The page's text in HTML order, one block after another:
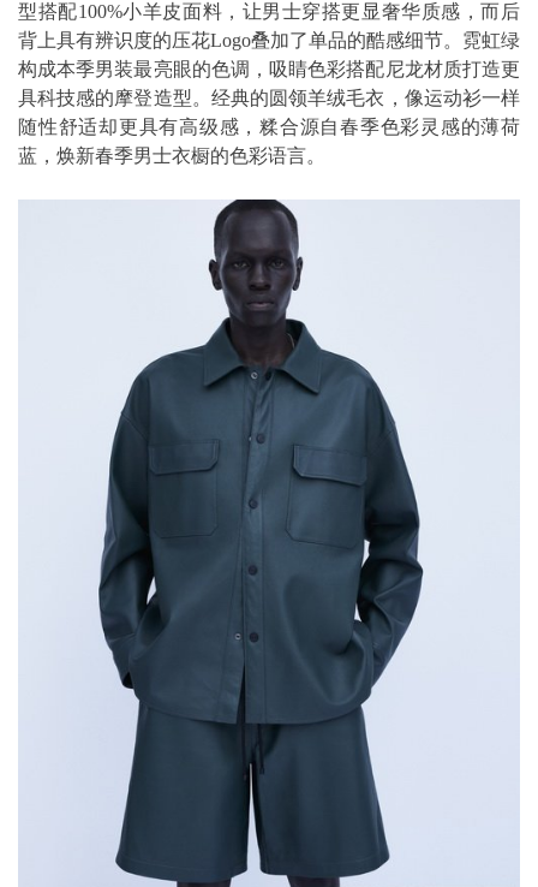
型搭配100%小羊皮面料，让男士穿搭更显奢华质感，而后
背上具有辨识度的压花Logo叠加了单品的酷感细节。霓虹绿
构成本季男装最亮眼的色调，吸睛色彩搭配尼龙材质打造更
具科技感的摩登造型。经典的圆领羊绒毛衣，像运动衫一样
随性舒适却更具有高级感，糅合源自春季色彩灵感的薄荷
蓝，焕新春季男士衣橱的色彩语言。